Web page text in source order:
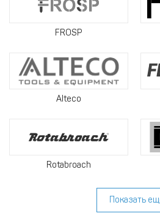
FROSP
Alteco
Rotabroach
Показать